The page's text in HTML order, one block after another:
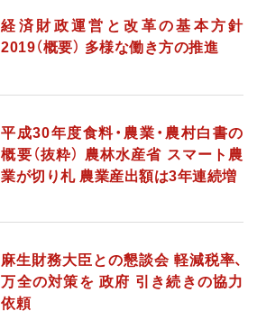
経済財政運営と改革の基本方針
2019（概要） 多様な働き方の推進
平成30年度食料・農業・農村白書の
概要（抜粋） 農林水産省 スマート農
業が切り札 農業産出額は3年連続増
麻生財務大臣との懇談会 軽減税率、
万全の対策を 政府 引き続きの協力
依頼